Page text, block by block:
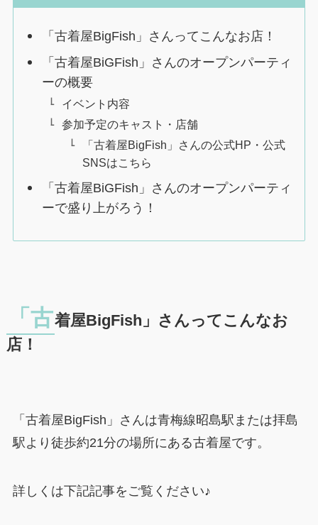
「古着屋BigFish」さんってこんなお店！
「古着屋BiGFish」さんのオープンパーティ
ーの概要
イベント内容
参加予定のキャスト・店舗
「古着屋BigFish」さんの公式HP・公式
SNSはこちら
「古着屋BiGFish」さんのオープンパーティ
ーで盛り上がろう！
「古着屋BigFish」さんってこんなお
店！
「古着屋BigFish」さんは青梅線昭島駅または拝島
駅より徒歩約21分の場所にある古着屋です。
詳しくは下記記事をご覧ください♪